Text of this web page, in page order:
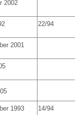
2002
22/94
2001
1993 14/94